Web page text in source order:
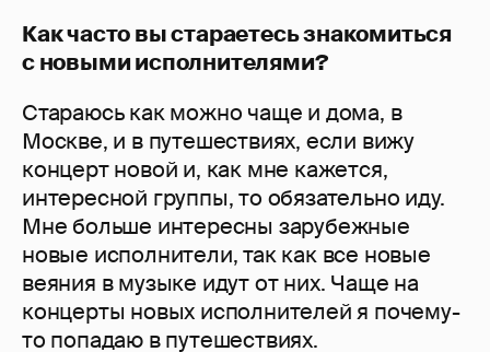
Как часто вы стараетесь знакомиться
с новыми исполнителями?
Стараюсь как можно чаще и дома, в
Москве, и в путешествиях, если вижу
концерт новой и, как мне кажется,
интересной группы, то обязательно иду.
Мне больше интересны зарубежные
новые исполнители, так как все новые
веяния в музыке идут от них. Чаще на
концерты новых исполнителей я почему-
то попадаю в путешествиях.